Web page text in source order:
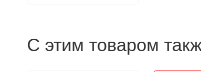
С этим товаром